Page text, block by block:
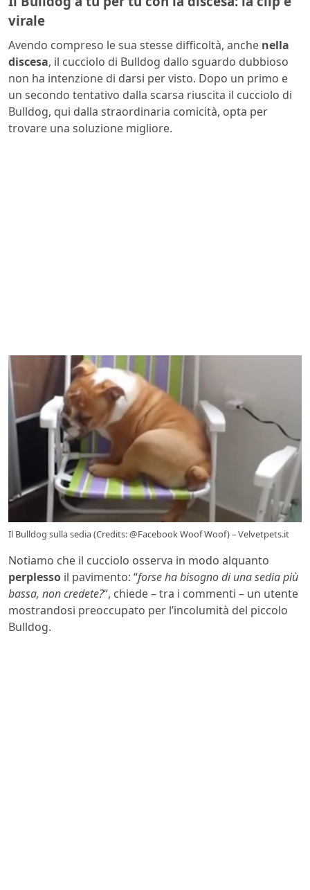
virale
Avendo compreso le sua stesse difficoltà, anche nella
discesa, il cucciolo di Bulldog dallo sguardo dubbioso
non ha intenzione di darsi per visto. Dopo un primo e
un secondo tentativo dalla scarsa riuscita il cucciolo di
Bulldog, qui dalla straordinaria comicità, opta per
trovare una soluzione migliore.
Il Bulldog sulla sedia (Credits: @Facebook Woof Woof) – Velvetpets.it
Notiamo che il cucciolo osserva in modo alquanto
perplesso il pavimento: “forse ha bisogno di una sedia più
bassa, non credete?“, chiede – tra i commenti – un utente
mostrandosi preoccupato per l’incolumità del piccolo
Bulldog.